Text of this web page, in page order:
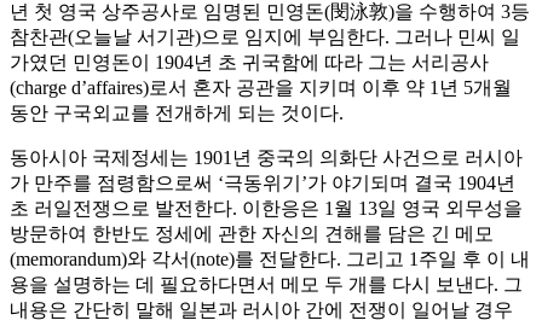
년 첫 영국 상주공사로 임명된 민영돈(閔泳敦)을 수행하여 3등
참찬관(오늘날 서기관)으로 임지에 부임한다. 그러나 민씨 일
가였던 민영돈이 1904년 초 귀국함에 따라 그는 서리공사
(charge d’affaires)로서 혼자 공관을 지키며 이후 약 1년 5개월
동안 구국외교를 전개하게 되는 것이다.
동아시아 국제정세는 1901년 중국의 의화단 사건으로 러시아
가 만주를 점령함으로써 ‘극동위기’가 야기되며 결국 1904년
초 러일전쟁으로 발전한다. 이한응은 1월 13일 영국 외무성을
방문하여 한반도 정세에 관한 자신의 견해를 담은 긴 메모
(memorandum)와 각서(note)를 전달한다. 그리고 1주일 후 이 내
용을 설명하는 데 필요하다면서 메모 두 개를 다시 보낸다. 그
내용은 간단히 말해 일본과 러시아 간에 전쟁이 일어날 경우